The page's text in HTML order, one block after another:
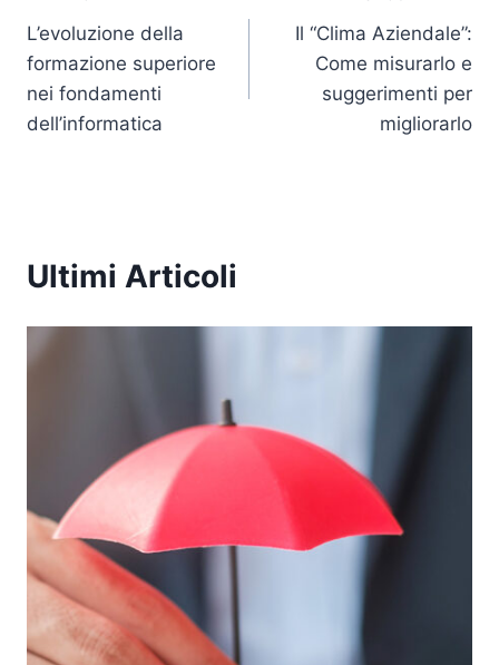
n o
o
k
p
articoli
L’evoluzione della
formazione superiore
nei fondamenti
dell’informatica
Il “Clima Aziendale”:
Come misurarlo e
suggerimenti per
migliorarlo
Ultimi Articoli